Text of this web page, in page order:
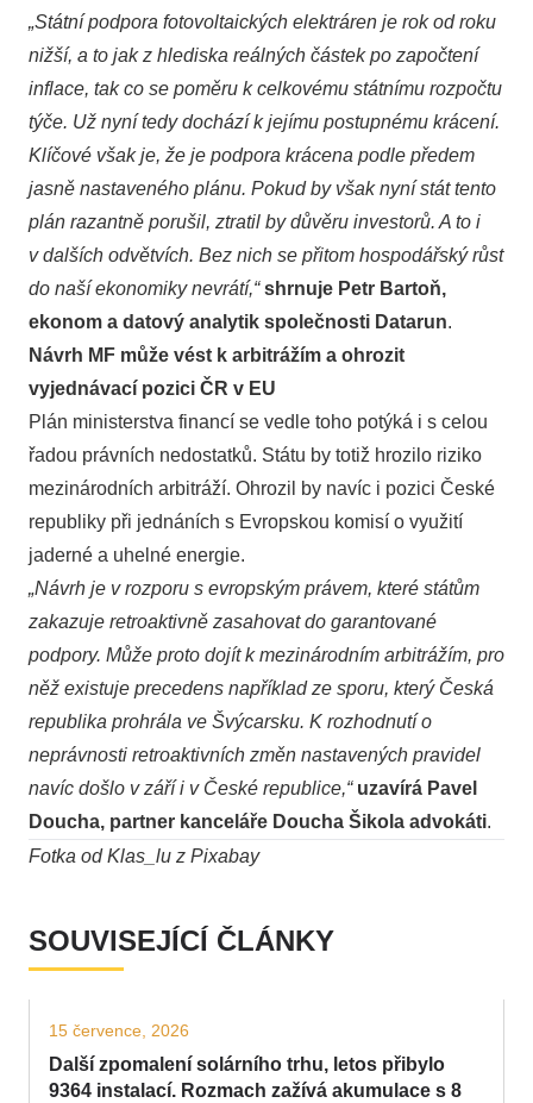
„Státní podpora fotovoltaických elektráren je rok od roku
nižší, a to jak z hlediska reálných částek po započtení
inflace, tak co se poměru k celkovému státnímu rozpočtu
týče. Už nyní tedy dochází k jejímu postupnému krácení.
Klíčové však je, že je podpora krácena podle předem
jasně nastaveného plánu. Pokud by však nyní stát tento
plán razantně porušil, ztratil by důvěru investorů. A to i
v dalších odvětvích. Bez nich se přitom hospodářský růst
do naší ekonomiky nevrátí,“ shrnuje Petr Bartoň,
ekonom a datový analytik společnosti Datarun.
Návrh MF může vést k arbitrážím a ohrozit
vyjednávací pozici ČR v EU
Plán ministerstva financí se vedle toho potýká i s celou
řadou právních nedostatků. Státu by totiž hrozilo riziko
mezinárodních arbitráží. Ohrozil by navíc i pozici České
republiky při jednáních s Evropskou komisí o využití
jaderné a uhelné energie.
„Návrh je v rozporu s evropským právem, které státům
zakazuje retroaktivně zasahovat do garantované
podpory. Může proto dojít k mezinárodním arbitrážím, pro
něž existuje precedens například ze sporu, který Česká
republika prohrála ve Švýcarsku. K rozhodnutí o
neprávnosti retroaktivních změn nastavených pravidel
navíc došlo v září i v České republice,“ uzavírá Pavel
Doucha, partner kanceláře Doucha Šikola advokáti.
Fotka odKlas_lu z Pixabay
SOUVISEJÍCÍ ČLÁNKY
15 července, 2026
Další zpomalení solárního trhu, letos přibylo
9364 instalací. Rozmach zažívá akumulace s 8